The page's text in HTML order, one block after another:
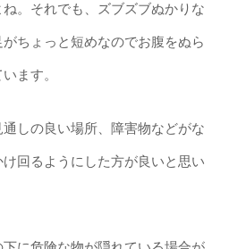
。それでも、ズブズブぬかりな
ちょっと短めなのでお腹をぬら
ます。
しの良い場所、障害物などがな
回るようにした方が良いと思い